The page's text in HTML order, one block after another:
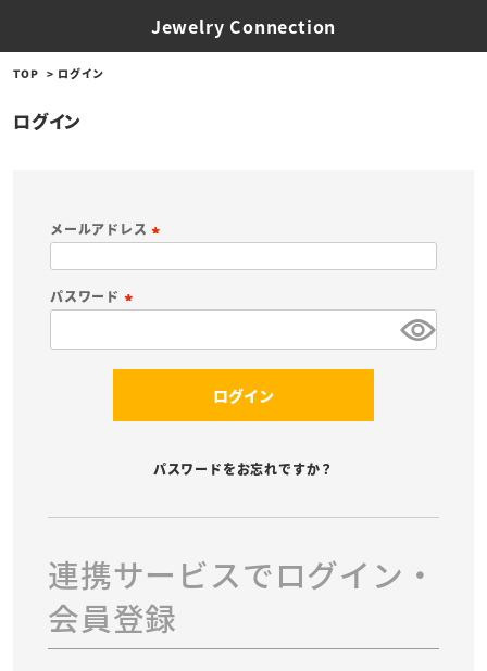
Jewelry Connection
TOP ログイン
ログイン
メールアドレス
須
パスワード
ログイン
パスワードをお忘れですか？
連携サービスでログイン・
会員登録